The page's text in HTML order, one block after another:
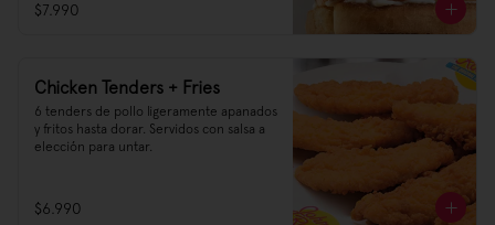
$7.990
Chicken Tenders + Fries
6 tenders de pollo ligeramente apanados
y fritos hasta dorar. Servidos con salsa a
elección para untar.
$6.990